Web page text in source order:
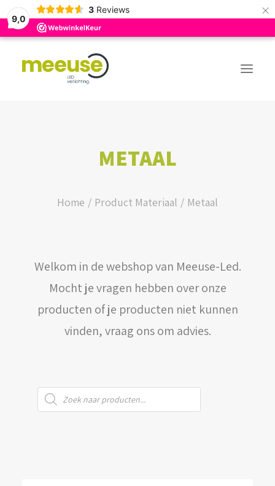
9,0
3 Reviews ×
BUDGET ASSORTIMENT
WEBSHOP
LOGIN / REGISTER
WINKELWAGEN
METAAL
Home Product Materiaal Metaal
Welkom in de webshop van Meeuse-Led.
Mocht je vragen hebben over onze
producten of je producten niet kunnen
vinden, vraag ons om advies.
Producten
zoeken